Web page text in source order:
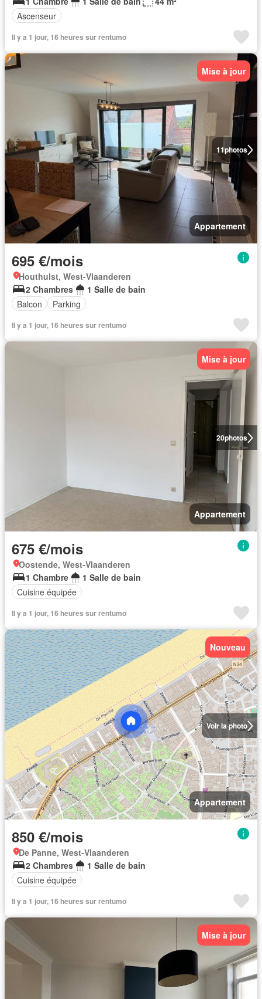
Ascenseur
Il y a 1 jour, 16 heures sur rentumo
11photos
Mise à jour
Appartement
695 €/mois
Houthulst, West-Vlaanderen
2 Chambres
1 Salle de bain
Balcon
Parking
Il y a 1 jour, 16 heures sur rentumo
20photos
Mise à jour
Appartement
675 €/mois
Oostende, West-Vlaanderen
1 Chambre
1 Salle de bain
Cuisine équipée
Il y a 1 jour, 16 heures sur rentumo
Voir la photo
Nouveau
Appartement
850 €/mois
De Panne, West-Vlaanderen
2 Chambres
1 Salle de bain
Cuisine équipée
Il y a 1 jour, 16 heures sur rentumo
Mise à jour